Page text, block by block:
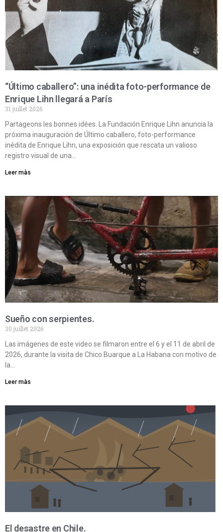
“Último caballero”: una inédita foto-performance de
Enrique Lihn llegará a París
31 juillet 2026
Partageons les bonnes idées. La Fundación Enrique Lihn anuncia la
próxima inauguración de Último caballero, foto-performance
inédita de Enrique Lihn, una exposición que rescata un valioso
registro visual de una…
Leer màs
Sueño con serpientes.
30 juillet 2026
Las imágenes de este video se filmaron entre el 6 y el 11 de abril de
2026, durante la visita de Chico Buarque a La Habana con motivo de
la…
Leer màs
El desastre en Chile.